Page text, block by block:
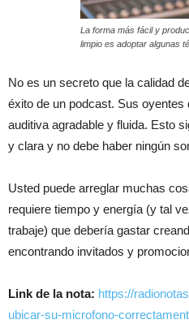
La forma más fácil y
limpio es adoptar algunas
No es un secreto que la calidad
éxito de un podcast. Sus oyentes
auditiva agradable y fluida. Esto
y clara y no debe haber ningún
Usted puede arreglar muchas
requiere tiempo y energía (y tal
trabaje) que debería gastar
encontrando invitados y
Link de la nota: https://
ubicar-su-microfono-